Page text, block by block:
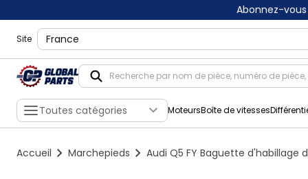
Abonnez-
Site shippingLocation
Toutes catégories MoteursBoîte de vitesses
Accueil Marchepieds Audi Q5 FY Baguette d'habillage